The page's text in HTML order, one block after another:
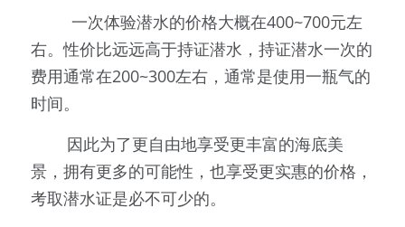
右。性价比远远高于持证潜水，持证潜水一次的
费用通常在200~300左右，通常是使用一瓶气的
时间。
景，拥有更多的可能性，也享受更实惠的价格，
考取潜水证是必不可少的。